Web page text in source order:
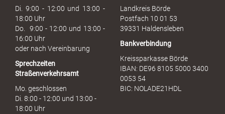
u
h
Di. 9:00 - 12:00 und 13:00 -
18:00 Uhr
Do. 9:00 - 12:00 und 13:00 -
16:00 Uhr
oder nach Vereinbarung
Sprechzeiten
Straßenverkehrsamt
Mo. geschlossen
Di. 8:00 - 12:00 und 13:00 -
18:00 Uhr
Landkreis Börde
Postfach 10 01 53
39331 Haldensleben
Bankverbindung
Kreissparkasse Börde
IBAN: DE96 8105 5000 3400
0053 54
BIC: NOLADE21HDL